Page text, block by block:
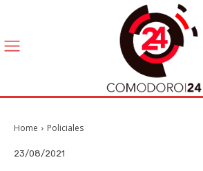
Home Policiales
23/08/2021